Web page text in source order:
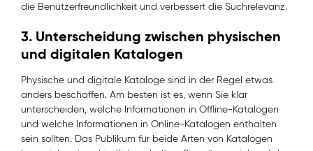
die Benutzerfreundlichkeit und verbessert die Suchrelevanz.
3. Unterscheidung zwischen physischen
und digitalen Katalogen
Physische und digitale Kataloge sind in der Regel etwas
anders beschaffen. Am besten ist es, wenn Sie klar
unterscheiden, welche Informationen in Offline-Katalogen
und welche Informationen in Online-Katalogen enthalten
sein sollten. Das Publikum für beide Arten von Katalogen